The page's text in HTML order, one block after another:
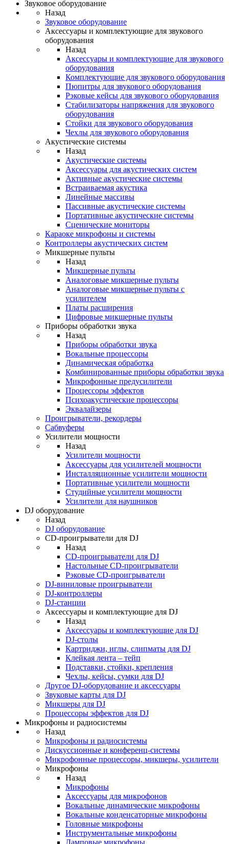
Звуковое оборудование
Назад
Звуковое оборудование
Аксессуары и комплектующие для звукового
оборудования
Назад
Аксессуары и комплектующие для звукового
оборудования
Комплектующие для звукового оборудования
Пюпитры для звукового оборудования
Рэковые кейсы для звукового оборудования
Стабилизаторы напряжения для звукового
оборудования
Стойки для звукового оборудования
Чехлы для звукового оборудования
Акустические системы
Назад
Акустические системы
Аксессуары для акустических систем
Активные акустические системы
Встраиваемая акустика
Линейные массивы
Пассивные акустические системы
Портативные акустические системы
Сценические мониторы
Караоке микрофоны и системы
Контроллеры акустических систем
Микшерные пульты
Назад
Микшерные пульты
Аналоговые микшерные пульты
Аналоговые микшерные пульты с
усилителем
Платы расширения
Цифровые микшерные пульты
Приборы обработки звука
Назад
Приборы обработки звука
Вокальные процессоры
Динамическая обработка
Комбинированные приборы обработки звука
Микрофонные предусилители
Процессоры эффектов
Психоакустические процессоры
Эквалайзеры
Проигрыватели, рекордеры
Сабвуферы
Усилители мощности
Назад
Усилители мощности
Аксессуары для усилителей мощности
Инсталляционные усилители мощности
Портативные усилители мощности
Студийные усилители мощности
Усилители для наушников
DJ оборудование
Назад
DJ оборудование
CD-проигрыватели для DJ
Назад
CD-проигрыватели для DJ
Настольные CD-проигрыватели
Рэковые CD-проигрыватели
DJ-виниловые проигрыватели
DJ-контроллеры
DJ-станции
Аксессуары и комплектующие для DJ
Назад
Аксессуары и комплектующие для DJ
DJ-столы
Картриджи, иглы, слипматы для DJ
Клейкая лента – тейп
Подставки, стойки, крепления
Чехлы, кейсы, сумки для DJ
Другое DJ-оборудование и аксессуары
Звуковые карты для DJ
Микшеры для DJ
Процессоры эффектов для DJ
Микрофоны и радиосистемы
Назад
Микрофоны и радиосистемы
Дискуссионные и конференц-системы
Микрофонные процессоры, микшеры, усилители
Микрофоны
Назад
Микрофоны
Аксессуары для микрофонов
Вокальные динамические микрофоны
Вокальные конденсаторные микрофоны
Головные микрофоны
Инструментальные микрофоны
Ламповые микрофоны